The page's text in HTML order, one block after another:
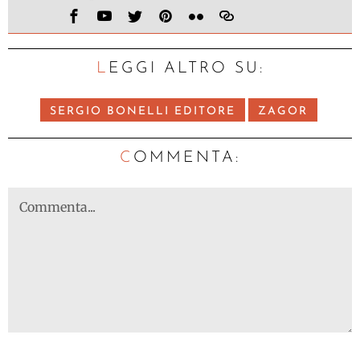
LEGGI ALTRO SU:
SERGIO BONELLI EDITORE ZAGOR
C OMMENTA: